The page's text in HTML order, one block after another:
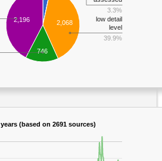
2,068
2,196
746
3.3%
low detail
level
39.9%
(based on 2691 sources)